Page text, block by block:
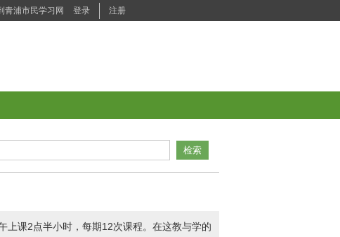
青浦市民学习网 登录 注册
检索
上课2点半小时，每期12次课程。在这教与学的